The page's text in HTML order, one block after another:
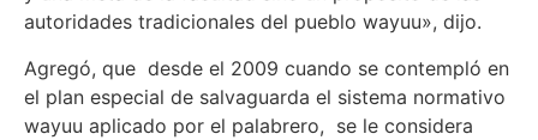
autoridades tradicionales del pueblo wayuu», dijo.
Agregó, que desde el 2009 cuando se contempló en
el plan especial de salvaguarda el sistema normativo
wayuu aplicado por el palabrero, se le considera